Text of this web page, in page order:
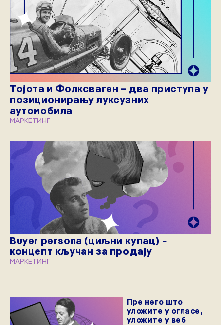
Тојота и Фолксваген – два приступа у
позиционирању луксузних
аутомобила
МАРКЕТИНГ
Buyer persona (циљни купац) −
концепт кључан за продају
МАРКЕТИНГ
Пре него што
уложите у огласе,
уложите у веб